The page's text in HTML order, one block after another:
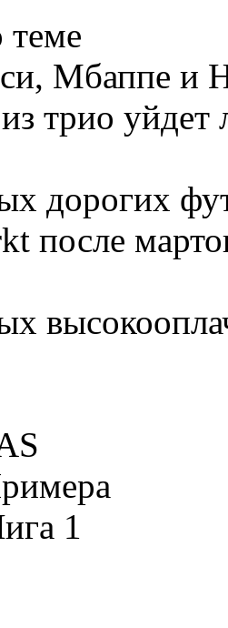
теме
Мбаппе и
трио уйдет
дорогих
после
1